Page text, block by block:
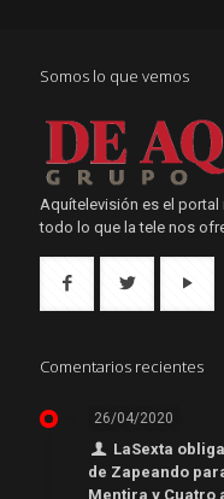
Somos lo que vemos
Aquítelevisión es el
todo lo que la tele nos
Comentarios recientes
26/04/2020
LaSexta
de Zapeando
Mentira y Cuatro